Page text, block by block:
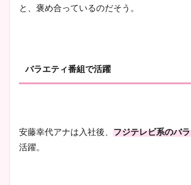
と、褒め合っているのだそう。
バラエティ番組で活躍
安藤幸代アナは入社後、 フジテレビ系のバ
活躍。